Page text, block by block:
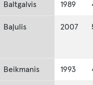
Baltgalvis 1989
Baļulis 2007
Beikmanis 1993